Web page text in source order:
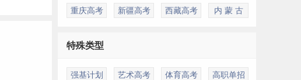
重庆高考 新疆高考 西藏高考 内 蒙 古
特殊类型
强基计划 艺术高考 体育高考 高职单招